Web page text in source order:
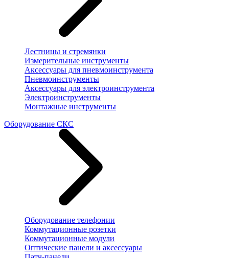
Лестницы и стремянки
Измерительные инструменты
Аксессуары для пневмоинструмента
Пневмоинструменты
Аксессуары для электроинструмента
Электроинструменты
Монтажные инструменты
Оборудование СКС
Оборудование телефонии
Коммутационные розетки
Коммутационные модули
Оптические панели и аксессуары